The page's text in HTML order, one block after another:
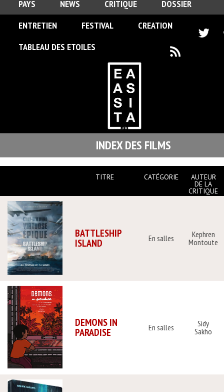
PAYS NEWS CRITIQUE
DOSSIER
ENTRETIEN
FESTIVAL
CREATION
TABLEAU DES ETOILES
INDEX DES FILMS
TITRE CATÉGORIE AUTEUR
DE LA
CRITIQUE
BATTLESHIP
ISLAND En salles
Kephren
Montoute
DEMONS IN
PARADISE En salles
Sidy
Sakho